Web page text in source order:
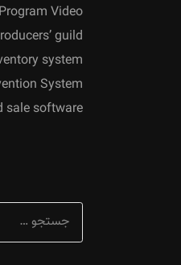
Video
guild
system
System
sale software
جستجو
برای: